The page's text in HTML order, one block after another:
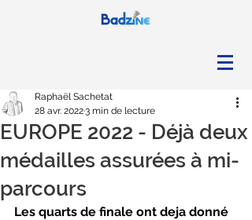
EUROPE 2022 - Déjà deux
médailles assurées à mi-
parcours
Raphaël Sachetat
28 avr. 20223 min de lecture
Les quarts de finale ont deja donné